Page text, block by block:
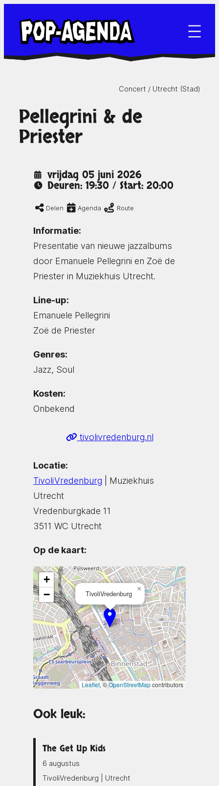
naar
inhoud
Concert / Utrecht (Stad)
Pellegrini & de
Priester
vrijdag 05 juni 2026
Deuren: 19:30 / Start: 20:00
Delen Agenda Route
Informatie:
Presentatie van nieuwe jazzalbums
door Emanuele Pellegrini en Zoë de
Priester in Muziekhuis Utrecht.
Line-up:
Emanuele Pellegrini
Zoë de Priester
Genres:
Jazz, Soul
Kosten:
Onbekend
tivolivredenburg.nl
Locatie:
TivoliVredenburg | Muziekhuis
Utrecht
Vredenburgkade 11
3511 WC Utrecht
Op de kaart:
TivoliVredenburg
×
+
−
Leaflet, ©OpenStreetMapcontributors
Ook leuk:
The Get Up Kids
6 augustus
TivoliVredenburg | Utrecht